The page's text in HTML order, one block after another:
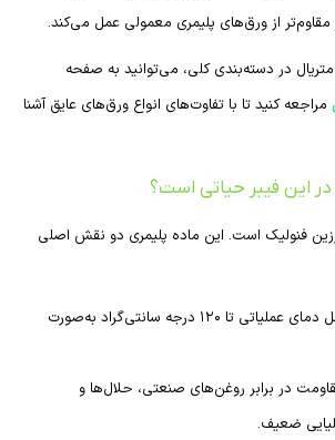
مقاوم‌تر از ورق‌های پلیمری معمولی عمل می‌کند.
در دسته‌بندی کلی، می‌توانید به صفحه
مراجعه کنید تا با تفاوت‌های انواع ورق‌های عایق آشنا
فنولیک است. این ماده پلیمری دو نقش اصلی
تحمل دمای عملیاتی تا ۱۲۰ درجه سانتی‌گراد به‌صورت
در برابر روغن‌های صنعتی، حلال‌ها و
ضعیف.